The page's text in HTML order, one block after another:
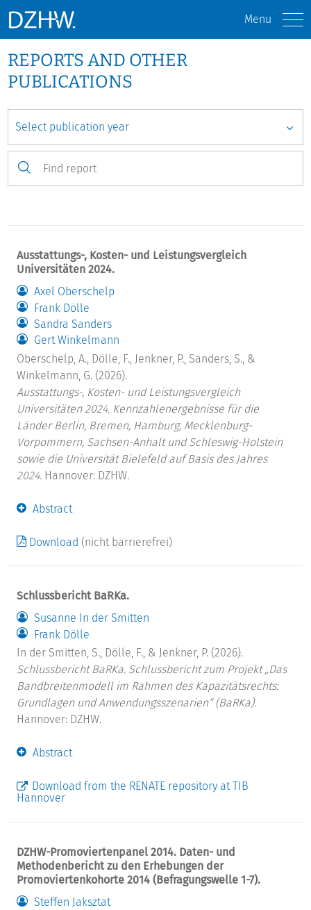
Menu
REPORTS AND OTHER
PUBLICATIONS
Ausstattungs-, Kosten- und Leistungsvergleich
Universitäten 2024.
Axel Oberschelp
Frank Dölle
Sandra Sanders
Gert Winkelmann
Oberschelp, A., Dölle, F., Jenkner, P., Sanders, S., &
Winkelmann, G. (2026).
Ausstattungs-, Kosten- und Leistungsvergleich
Universitäten 2024. Kennzahlenergebnisse für die
Länder Berlin, Bremen, Hamburg, Mecklenburg-
Vorpommern, Sachsen-Anhalt und Schleswig-Holstein
sowie die Universität Bielefeld auf Basis des Jahres
2024. Hannover: DZHW.
Abstract
Download (nicht barrierefrei)
Schlussbericht BaRKa.
Susanne In der Smitten
Frank Dölle
In der Smitten, S., Dölle, F., & Jenkner, P. (2026).
Schlussbericht BaRKa. Schlussbericht zum Projekt „Das
Bandbreitenmodell im Rahmen des Kapazitätsrechts:
Grundlagen und Anwendungsszenarien“ (BaRKa).
Hannover: DZHW.
Abstract
Download from the RENATE repository at TIB
Hannover
DZHW-Promoviertenpanel 2014. Daten- und
Methodenbericht zu den Erhebungen der
Promoviertenkohorte 2014 (Befragungswelle 1-7).
Steffen Jaksztat